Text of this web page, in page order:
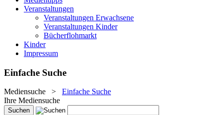
Veranstaltungen
Veranstaltungen Erwachsene
Veranstaltungen Kinder
Bücherflohmarkt
Kinder
Impressum
Einfache Suche
Mediensuche > Einfache Suche
Ihre Mediensuche